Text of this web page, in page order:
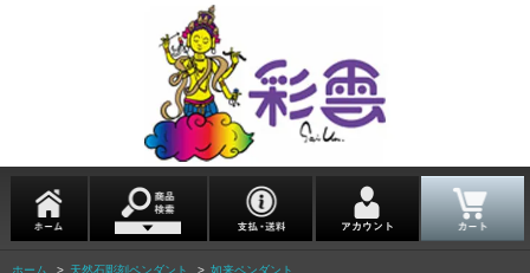
ホーム > 天然石彫刻ペンダント > 如来ペンダント